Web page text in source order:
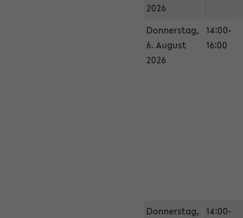
2026
Donnerstag,
6. August
2026
14:00-
16:00
Donnerstag,
14:00-